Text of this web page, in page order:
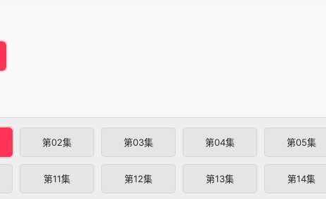
第02集 第03集 第04集 第05集
第11集 第12集 第13集 第14集